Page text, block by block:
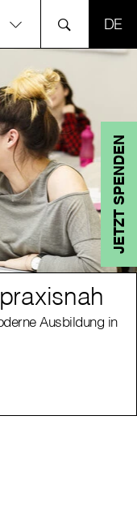
JETZT SPENDEN
Ausbildung in
Ausbildung in